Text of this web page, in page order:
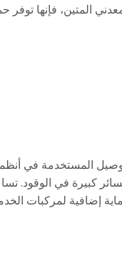
المتين، فإنها توفر
المستخدمة في
إضافية لمركبات